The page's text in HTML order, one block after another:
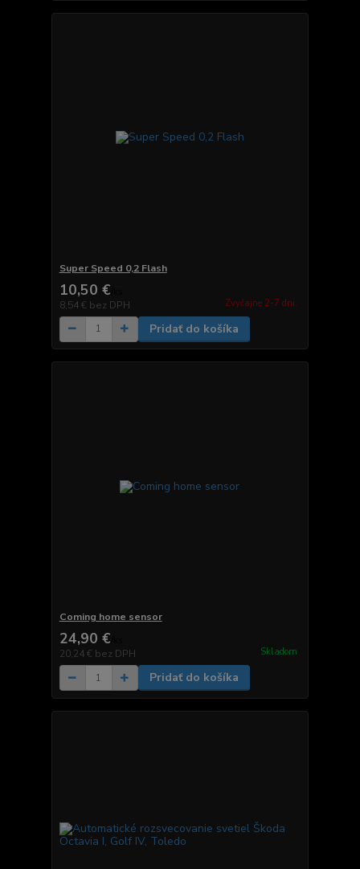
Super Speed 0,2 Flash
10,50 €
8,54 € bez DPH Zvyčajne 2-7 dni.
Pridať do košíka
Coming home sensor
24,90 €
20,24 € bez DPH Skladom
Pridať do košíka